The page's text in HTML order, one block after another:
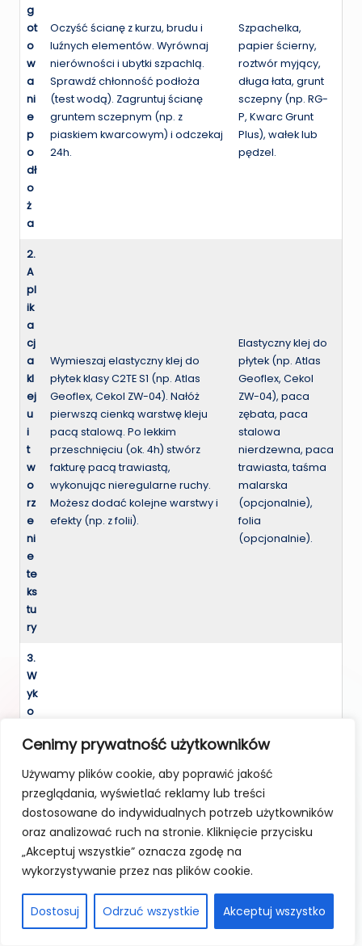
Cenimy prywatność użytkowników
Używamy plików cookie, aby poprawić jakość
przeglądania, wyświetlać reklamy lub treści
dostosowane do indywidualnych potrzeb użytkowników
oraz analizować ruch na stronie. Kliknięcie przycisku
„Akceptuj wszystkie” oznacza zgodę na
wykorzystywanie przez nas plików cookie.
Dostosuj Odrzuć wszystkie Akceptuj wszystko
g
ot
o
w
a
ni
e
p
o
dł
o
ż
a
Oczyść ścianę z kurzu, brudu i
luźnych elementów. Wyrównaj
nierówności i ubytki szpachlą.
Sprawdź chłonność podłoża
(test wodą). Zagruntuj ścianę
gruntem sczepnym (np. z
piaskiem kwarcowym) i odczekaj
24h.
Szpachelka,
papier ścierny,
roztwór myjący,
długa łata, grunt
sczepny (np. RG-
P, Kwarc Grunt
Plus), wałek lub
pędzel.
2.
A
pl
ik
a
cj
a
kl
ej
u
i
t
w
o
rz
e
ni
e
te
ks
tu
ry
Wymieszaj elastyczny klej do
płytek klasy C2TE S1 (np. Atlas
Geoflex, Cekol ZW-04). Nałóż
pierwszą cienką warstwę kleju
pacą stalową. Po lekkim
przeschnięciu (ok. 4h) stwórz
fakturę pacą trawiastą,
wykonując nieregularne ruchy.
Możesz dodać kolejne warstwy i
efekty (np. z folii).
Elastyczny klej do
płytek (np. Atlas
Geoflex, Cekol
ZW-04), paca
zębata, paca
stalowa
nierdzewna, paca
trawiasta, taśma
malarska
(opcjonalnie),
folia
(opcjonalnie).
3.
W
yk
o
c
e
ni
e
i
z
a
e
z
Po całkowitym wyschnięciu kleju
(min. 24h) zabezpiecz
powierzchnię. Nałóż impregnat
do betonu (np. GRC, WAX-D),
wosk lub lakier bezbarwny do
betonu architektonicznego (np.
Lakier Rustykalny Magnat)
wałkiem lub pacą w kilku cienkich
warstwach. Testuj na
niewidocznym fragmencie.
Impregnat do